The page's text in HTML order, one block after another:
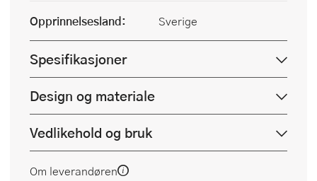
Opprinnelsesland:
Sverige
Spesifikasjoner
Design og materiale
Vedlikehold og bruk
Om leverandøren